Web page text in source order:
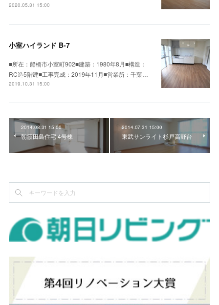
2020.05.31 15:00
小室ハイランド B-7
■所在：船橋市小室町902■建築：1980年8月■構造：
RC造5階建■工事完成：2019年11月■営業所：千葉…
2019.10.31 15:00
2014.08.31 15:00
朝霞田島住宅 4号棟
2014.07.31 15:00
東武サンライト杉戸高野台